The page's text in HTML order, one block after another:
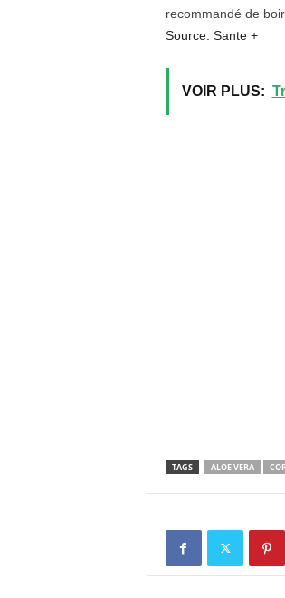
recommandé de
Source: Sante +
VOIR PLUS:
TAGS ALOE VERA